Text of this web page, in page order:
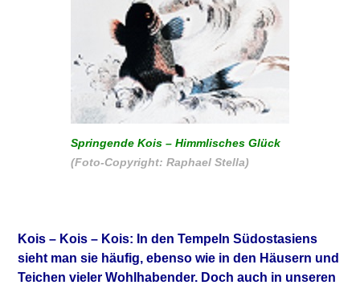
Springende Kois – Himmlisches Glück
(Foto-Copyright: Raphael Stella)
Kois – Kois – Kois: In den Tempeln Südostasiens
sieht man sie häufig, ebenso wie in den Häusern und
Teichen vieler Wohlhabender. Doch auch in unseren